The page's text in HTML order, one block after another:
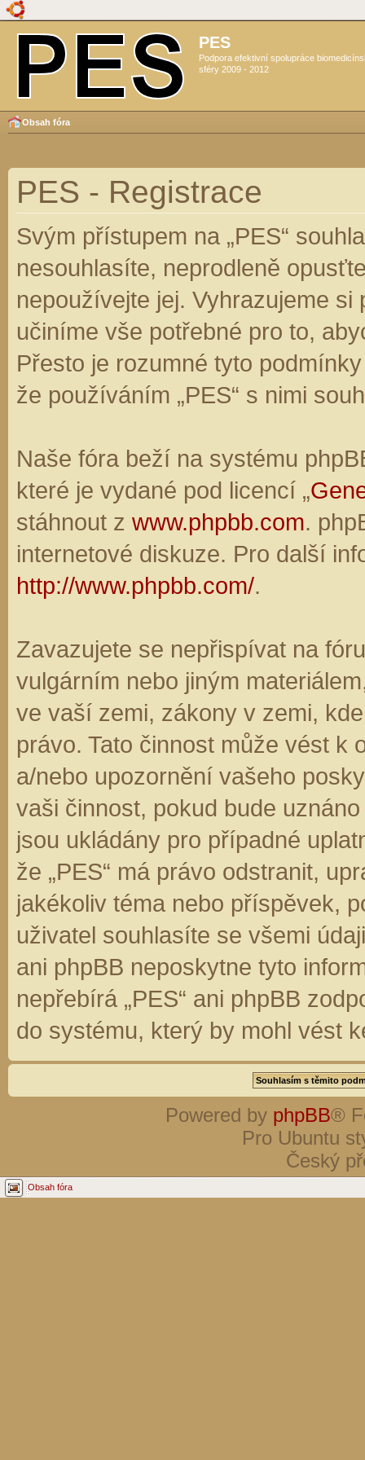
PES
Podpora efektivní spolupráce
sféry 2009 - 2012
Obsah fóra
PES - Registrace
Svým přístupem na „PES“
nesouhlasíte, neprodleně
nepoužívejte jej. Vyhrazujeme
učiníme vše potřebné pro to,
Přesto je rozumné tyto
že používáním „PES“ s nimi
Naše fóra beží na systému
které je vydané pod licencí „
stáhnout z www.phpbb.com.
internetové diskuze. Pro další
http://www.phpbb.com/.
Zavazujete se nepřispívat na
vulgárním nebo jiným
ve vaší zemi, zákony v zemi,
právo. Tato činnost může vést k
a/nebo upozornění vašeho
vaši činnost, pokud bude
jsou ukládány pro případné
že „PES“ má právo odstranit,
jakékoliv téma nebo příspěvek,
uživatel souhlasíte se všemi
ani phpBB neposkytne tyto
nepřebírá „PES“ ani phpBB
do systému, který by mohl vést
Powered by phpBB®
Pro Ubuntu
Český
Obsah fóra